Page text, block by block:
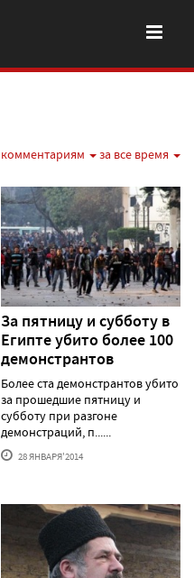
комментариям за все время
За пятницу и субботу в
Египте убито более 100
демонстрантов
Более ста демонстрантов убито
за прошедшие пятницу и
субботу при разгоне
демонстраций, п......
28 ЯНВАРЯ'2014